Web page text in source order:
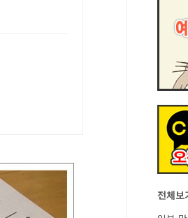
전체보